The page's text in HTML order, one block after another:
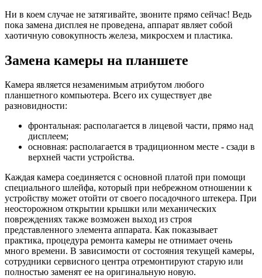
Ни в коем случае не затягивайте, звоните прямо сейчас! Ведь
пока замена дисплея не проведена, аппарат являет собой
хаотичную совокупность железа, микросхем и пластика.
Замена камеры на планшете
Камера является незаменимым атрибутом любого
планшетного компьютера. Всего их существует две
разновидности:
фронтальная: располагается в лицевой части, прямо над
дисплеем;
основная: располагается в традиционном месте - сзади в
верхней части устройства.
Каждая камера соединяется с основной платой при помощи
специального шлейфа, который при небрежном отношении к
устройству может отойти от своего посадочного штекера. При
неосторожном открытии крышки или механических
повреждениях также возможен выход из строя
представленного элемента аппарата. Как показывает
практика, процедура ремонта камеры не отнимает очень
много времени. В зависимости от состояния текущей камеры,
сотрудники сервисного центра отремонтируют старую или
полностью заменят ее на оригинальную новую.